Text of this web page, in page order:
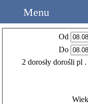
Menu
Od
Do
2 dorosły dorośli pl .